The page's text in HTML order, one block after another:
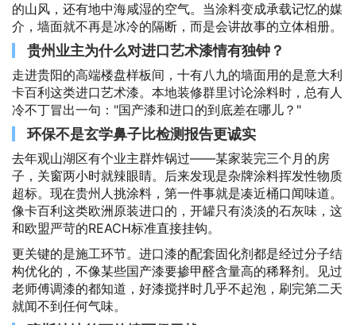
的山风，还有地中海咸湿的空气。当涂料变成承载记忆的媒
介，墙面就不再是冰冷的隔断，而是会讲故事的立体相册。
贵州业主为什么对进口艺术漆情有独钟？
走进贵阳的高端楼盘样板间，十有八九的墙面用的是意大利
卡百利这类进口艺术漆。本地装修群里讨论涂料时，总有人
冷不丁冒出一句："国产漆和进口的到底差在哪儿？"
环保不是玄学鼻子比检测报告更诚实
去年观山湖区有个业主群炸锅过——某家装完三个月的房
子，关窗两小时就辣眼睛。后来发现是杂牌涂料挥发性物质
超标。现在贵州人挑涂料，第一件事就是凑近桶口闻味道。
像卡百利这类欧洲原装进口的，开罐只有淡淡的石灰味，这
和欧盟严苛的REACH标准直接挂钩。
更关键的是施工环节。进口漆的配套固化剂都是经过分子结
构优化的，不像某些国产漆要掺甲醛含量高的稀释剂。见过
老师傅调漆的都知道，好漆搅拌时几乎不起泡，刷完第二天
就闻不到任何气味。